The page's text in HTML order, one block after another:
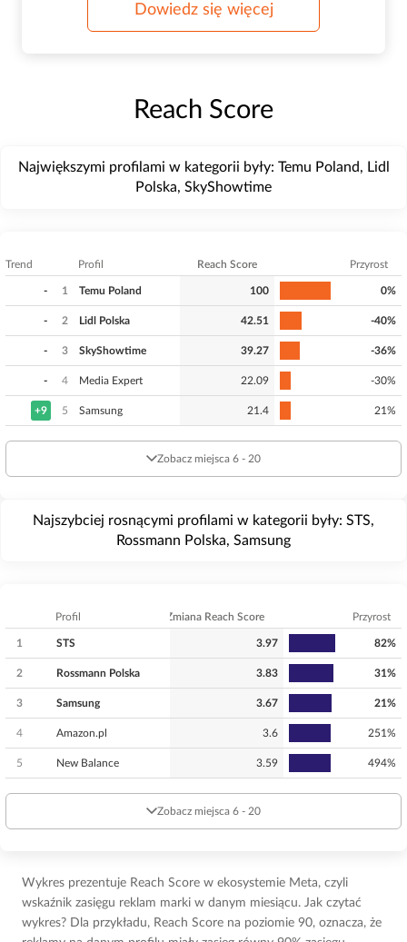
Dowiedz się więcej
Reach Score
Największymi profilami w kategorii były: Temu Poland, Lidl
Polska, SkyShowtime
Trend Profil Reach Score Przyrost
- 1 Temu Poland 100 0%
- 2 Lidl Polska 42.51 -40%
- 3 SkyShowtime 39.27 -36%
- 4 Media Expert 22.09 -30%
+9 5 Samsung 21.4 21%
Zobacz miejsca 6 - 20
Najszybciej rosnącymi profilami w kategorii były: STS,
Rossmann Polska, Samsung
Profil Zmiana Reach Score Przyrost
1 STS 3.97 82%
2 Rossmann Polska 3.83 31%
3 Samsung 3.67 21%
4 Amazon.pl 3.6 251%
5 New Balance 3.59 494%
Zobacz miejsca 6 - 20
Wykres prezentuje Reach Score w ekosystemie Meta, czyli
wskaźnik zasięgu reklam marki w danym miesiącu. Jak czytać
wykres? Dla przykładu, Reach Score na poziomie 90, oznacza, że